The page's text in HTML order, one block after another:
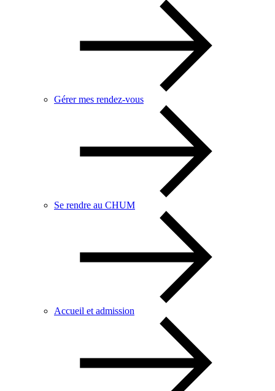
Gérer mes rendez-vous
Se rendre au CHUM
Accueil et admission